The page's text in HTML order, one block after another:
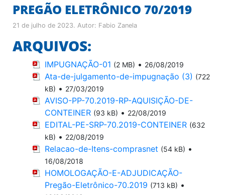
PREGÃO ELETRÔNICO 70/2019
21 de julho de 2023. Autor: Fabio Zanela
ARQUIVOS:
IMPUGNAÇÃO-01 (2 MB) • 26/08/2019
Ata-de-julgamento-de-impugnação (3) (722
kB) • 27/03/2019
AVISO-PP-70.2019-RP-AQUISIÇÃO-DE-
CONTEINER (93 kB) • 22/08/2019
EDITAL-PE-SRP-70.2019-CONTEINER (632
kB) • 22/08/2019
Relacao-de-Itens-comprasnet (54 kB) •
16/08/2018
HOMOLOGAÇÃO-E-ADJUDICAÇÃO-
Pregão-Eletrônico-70.2019 (713 kB) •